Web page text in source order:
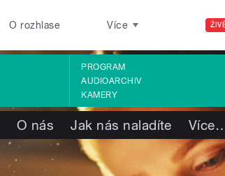
O rozhlase Více
PROGRAM
AUDIOARCHIV
KAMERY
O nás Jak nás naladíte Více